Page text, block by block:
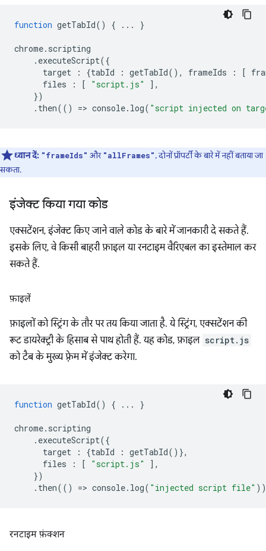
function getTabId() { ... }
chrome. scripting
. executeScript({
target
: {tabId : getTabId(), frameIds : [
files
: [ "script.js"
],
})
. then(() => console. log( "script injected on
ध्यान दें: "frameIds" और "allFrames", दोनों प्रॉपर्टी के बारे में नहीं बताया जा
सकता.
इंजेक्ट किया गया कोड
एक्सटेंशन, इंजेक्ट किए जाने वाले कोड के बारे में जानकारी दे सकते हैं.
इसके लिए, वे किसी बाहरी फ़ाइल या रनटाइम वैरिएबल का इस्तेमाल कर
सकते हैं.
फ़ाइलें
फ़ाइलों को स्ट्रिंग के तौर पर तय किया जाता है. ये स्ट्रिंग, एक्सटेंशन की
रूट डायरेक्ट्री के हिसाब से पाथ होती हैं. यह कोड, फ़ाइल script.js
को टैब के मुख्य फ़्रेम में इंजेक्ट करेगा.
function getTabId() { ... }
chrome. scripting
. executeScript({
target
: {tabId : getTabId()},
files
: [ "script.js"
],
})
. then(() => console. log( "injected script file"
रनटाइम फ़ंक्शन